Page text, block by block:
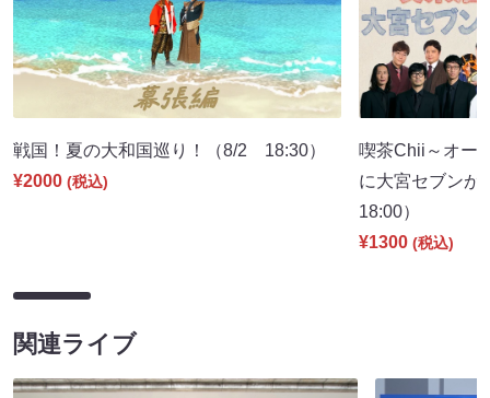
戦国！夏の大和国巡り！（8/2 18:30）
¥2000 (税込)
喫茶Chii～オー
に大宮セブン
18:00）
¥1300 (税込)
関連ライブ